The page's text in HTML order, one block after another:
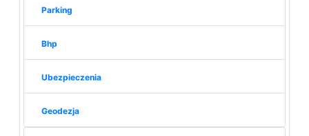
Parking
Bhp
Ubezpieczenia
Geodezja